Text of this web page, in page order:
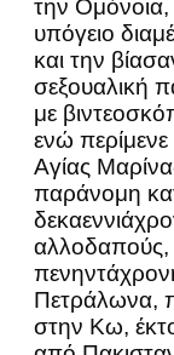
την Ομόνοια,
υπόγειο
και την
σεξουαλική
με
ενώ
Αγίας
παράνομη
αλλοδαπούς,
Πετράλωνα,
στην Κω,